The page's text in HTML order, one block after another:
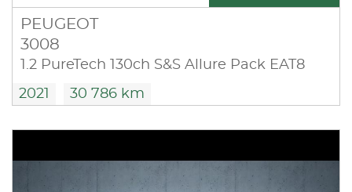
PEUGEOT
3008
1.2 PureTech 130ch S&S Allure Pack EAT8
2021 30 786 km